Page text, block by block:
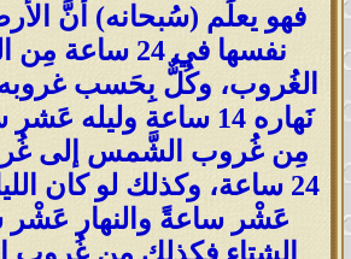
فهو يعلَم (سُبحانه) أنَّ
نفسها في 24
الغُروب، وكُلٌّ بِحَسب
نَهاره 14 ساعة وليله
مِن غُروب الشَّمس إلى
24 ساعة، وكذلك لو كان
عَشْر ساعةً والنهار